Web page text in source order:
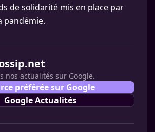
de solidarité mis en place par
pandémie.
nos actualités sur Google.
préférée sur Google
Google Actualités